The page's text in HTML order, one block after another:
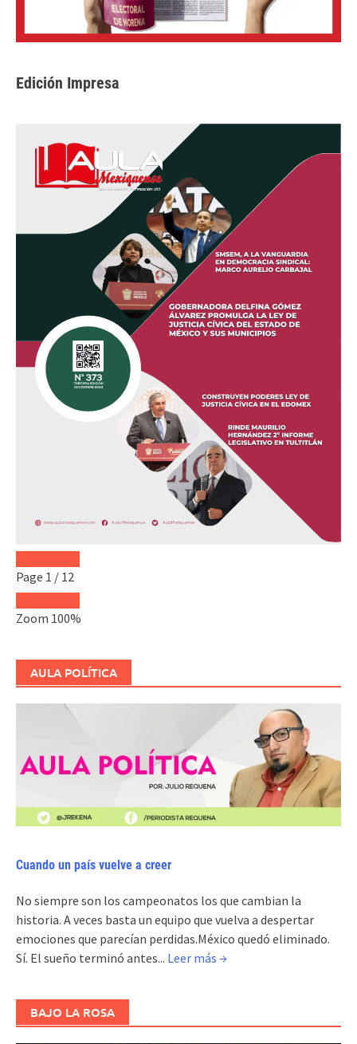
Edición Impresa
Page 1 / 12
Zoom 100%
AULA POLÍTICA
Cuando un país vuelve a creer
No siempre son los campeonatos los que cambian la
historia. A veces basta un equipo que vuelva a despertar
emociones que parecían perdidas.México quedó eliminado.
Sí. El sueño terminó antes... Leer más →
BAJO LA ROSA